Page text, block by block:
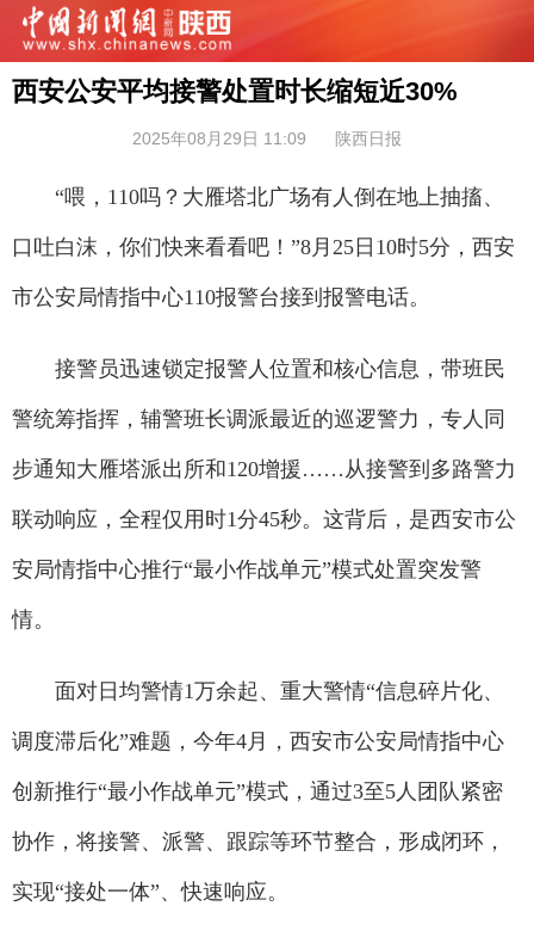
西安公安平均接警处置时长缩短近30%
2025年08月29日 11:09 陕西日报
“喂，110吗？大雁塔北广场有人倒在地上抽搐、
口吐白沫，你们快来看看吧！”8月25日10时5分，西安
市公安局情指中心110报警台接到报警电话。
接警员迅速锁定报警人位置和核心信息，带班民
警统筹指挥，辅警班长调派最近的巡逻警力，专人同
步通知大雁塔派出所和120增援……从接警到多路警力
联动响应，全程仅用时1分45秒。这背后，是西安市公
安局情指中心推行“最小作战单元”模式处置突发警
情。
面对日均警情1万余起、重大警情“信息碎片化、
调度滞后化”难题，今年4月，西安市公安局情指中心
创新推行“最小作战单元”模式，通过3至5人团队紧密
协作，将接警、派警、跟踪等环节整合，形成闭环，
实现“接处一体”、快速响应。